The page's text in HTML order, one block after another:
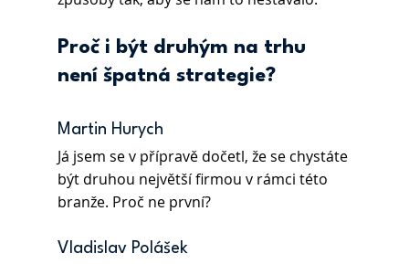
Proč i být druhým na trhu
není špatná strategie?
Martin Hurych
Já jsem se v přípravě dočetl, že se chystáte
být druhou největší firmou v rámci této
branže. Proč ne první?
Vladislav Polášek